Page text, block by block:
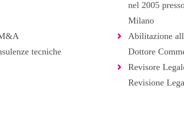
tecniche
nel 2005
Milano
Abilitazione
Dottore
Revisore
Revisione